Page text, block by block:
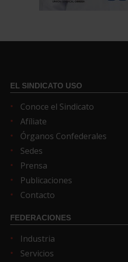
EL SINDICATO USO
Conoce el Sindicato
Afíliate
Órganos Confederales
Sedes
Prensa
Publicaciones
Contacto
FEDERACIONES
Industria
Servicios